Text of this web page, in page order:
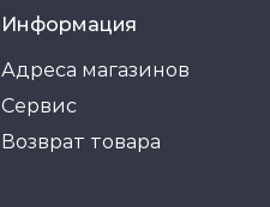
Информация
Адреса магазинов
Сервис
Возврат товара